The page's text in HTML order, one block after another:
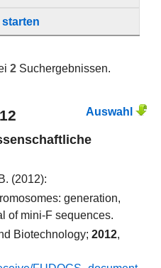
2Suchergebnissen.
Auswahl
(2012):
generation,
of mini-F sequences.
Biotechnology; 2012,